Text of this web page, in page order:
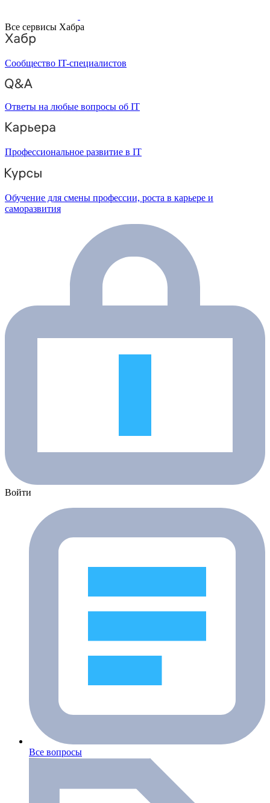
Все сервисы Хабра
Сообщество IT-специалистов
Ответы на любые вопросы об IT
Профессиональное развитие в IT
Обучение для смены профессии, роста в карьере и
саморазвития
Войти
Все вопросы